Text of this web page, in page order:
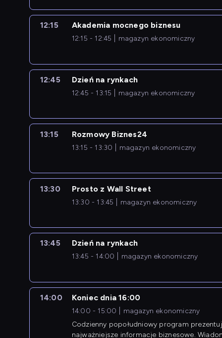
12:15 Akademia mocnego biznesu
12:15 - 12:45 magazyn ekonomiczny
12:45 Dzień na rynkach
12:45 - 13:15 magazyn ekonomiczny
13:15 Rozmowy Biznes24
13:15 - 13:30 magazyn ekonomiczny
13:30 Prosto z Wall Street
13:30 - 13:45 magazyn ekonomiczny
13:45 Dzień na rynkach
13:45 - 14:00 magazyn ekonomiczny
14:00 Koniec dnia 16:00
14:00 - 15:00
magazyn ekonomiczny
Codzienny popołudniowy program
najważniejsze informacje biznesowe.